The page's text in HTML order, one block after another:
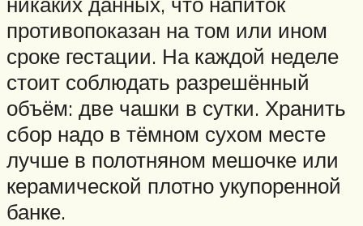
противопоказан на том или ином
сроке гестации. На каждой неделе
стоит соблюдать разрешённый
объём: две чашки в сутки. Хранить
сбор надо в тёмном сухом месте
лучше в полотняном мешочке или
керамической плотно укупоренной
банке.